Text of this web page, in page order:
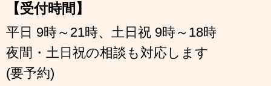
【受付時間】
平日 9時～21時、土日祝 9時～18時
夜間・土日祝の相談も対応します
(要予約)